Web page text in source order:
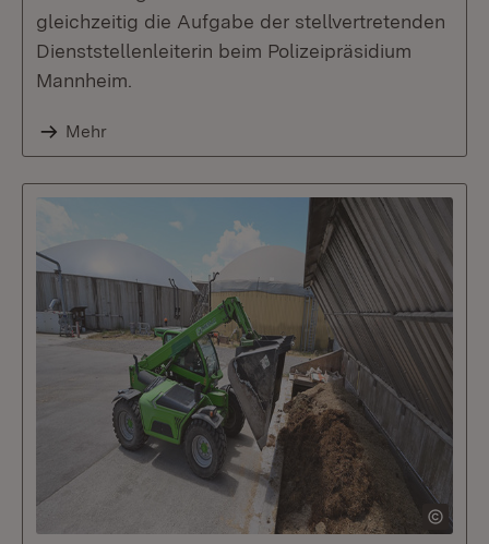
gleichzeitig die Aufgabe der stellvertretenden
Dienststellenleiterin beim Polizeipräsidium
Mannheim.
Mehr